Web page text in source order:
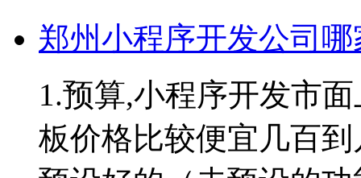
郑州小程序开发公司
1.预算,小程序开发市
板价格比较便宜几百